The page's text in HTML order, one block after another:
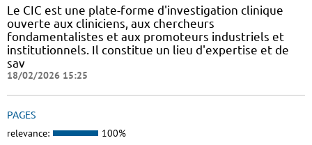
Le CIC est une plate-forme d'investigation clinique
ouverte aux cliniciens, aux chercheurs
fondamentalistes et aux promoteurs industriels et
institutionnels. Il constitue un lieu d'expertise et de
sav
18/02/2026 15:25
PAGES
relevance: 100%